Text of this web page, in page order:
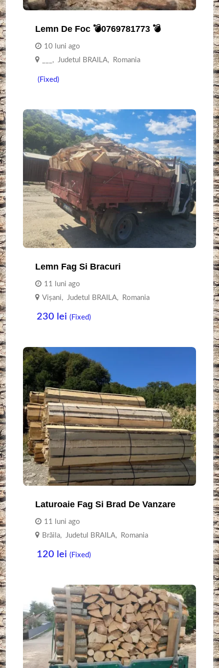
Lemn De Foc 💣0769781773 💣
10 luni ago
, Judetul BRAILA, Romania
(Fixed)
Lemn Fag Si Bracuri
11 luni ago
Vișani, Judetul BRAILA, Romania
230 lei (Fixed)
Laturoaie Fag Si Brad De Vanzare
11 luni ago
Brăila, Judetul BRAILA, Romania
120 lei (Fixed)